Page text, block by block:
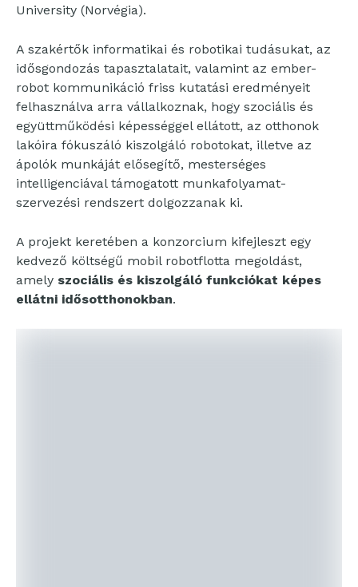
University (Norvégia).
A szakértők informatikai és robotikai tudásukat, az
idősgondozás tapasztalatait, valamint az ember-
robot kommunikáció friss kutatási eredményeit
felhasználva arra vállalkoznak, hogy szociális és
együttműködési képességgel ellátott, az otthonok
lakóira fókuszáló kiszolgáló robotokat, illetve az
ápolók munkáját elősegítő, mesterséges
intelligenciával támogatott munkafolyamat-
szervezési rendszert dolgozzanak ki.
A projekt keretében a konzorcium kifejleszt egy
kedvező költségű mobil robotflotta megoldást,
amely szociális és kiszolgáló funkciókat képes
ellátni idősotthonokban.